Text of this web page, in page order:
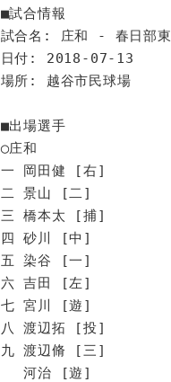
■試合情報
試合名: 庄和 - 春日部東
日付: 2018-07-13
場所: 越谷市民球場
■出場選手
◯庄和
一 岡田健 [右]
二 景山 [二]
三 橋本太 [捕]
四 砂川 [中]
五 染谷 [一]
六 吉田 [左]
七 宮川 [遊]
八 渡辺拓 [投]
九 渡辺脩 [三]
河治 [遊]